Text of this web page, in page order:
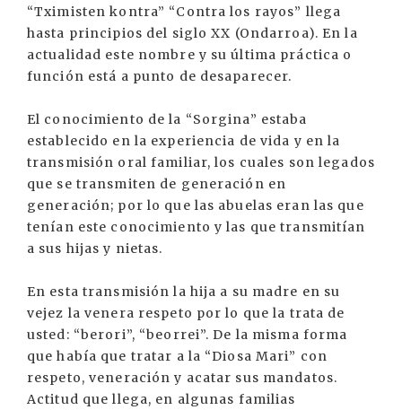
“Tximisten kontra” “Contra los rayos” llega
hasta principios del siglo XX (Ondarroa). En la
actualidad este nombre y su última práctica o
función está a punto de desaparecer.
El conocimiento de la “Sorgina” estaba
establecido en la experiencia de vida y en la
transmisión oral familiar, los cuales son legados
que se transmiten de generación en
generación; por lo que las abuelas eran las que
tenían este conocimiento y las que transmitían
a sus hijas y nietas.
En esta transmisión la hija a su madre en su
vejez la venera respeto por lo que la trata de
usted: “berori”, “beorrei”. De la misma forma
que había que tratar a la “Diosa Mari” con
respeto, veneración y acatar sus mandatos.
Actitud que llega, en algunas familias